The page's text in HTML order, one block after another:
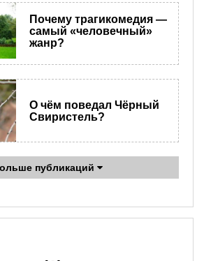
Почему трагикомедия —
самый «человечный»
жанр?
О чём поведал Чёрный
Свиристель?
публикаций